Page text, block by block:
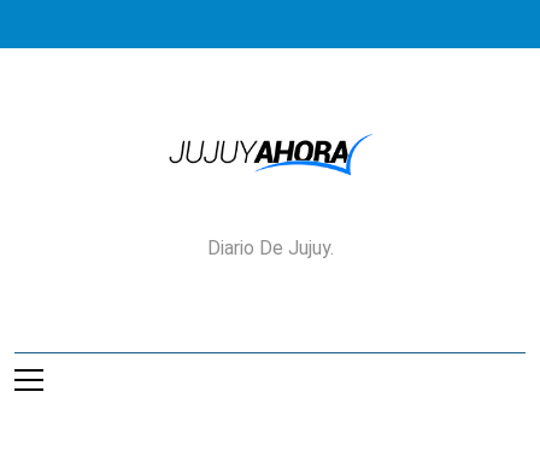
Jujuy Ahora!
Diario De Jujuy.